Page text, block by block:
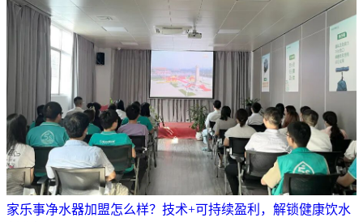
​家乐事净水器加盟怎么样？技术+可持续盈利，解锁健康饮水